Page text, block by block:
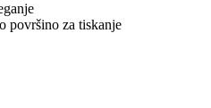
površino za tiskanje